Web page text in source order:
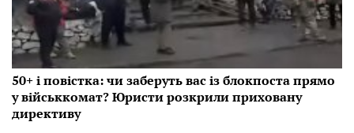
50+ і повістка: чи заберуть вас із блокпоста прямо
у військкомат? Юристи розкрили приховану
директиву